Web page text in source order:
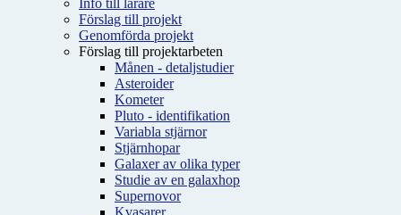
Info till lärare
Förslag till projekt
Genomförda projekt
Förslag till projektarbeten
Månen - detaljstudier
Asteroider
Kometer
Pluto - identifikation
Variabla stjärnor
Stjärnhopar
Galaxer av olika typer
Studie av en galaxhop
Supernovor
Kvasarer